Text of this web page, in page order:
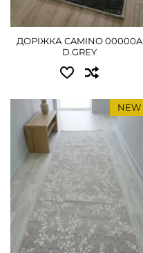
2.50 - 1755 грн
3.00 - 2070 грн
4.00 - 2790 грн
ДЕТАЛЬНІШЕ
ДОРІЖКА CAMINO 00000A
D.GREY
NEW
Доступні розміри:
0.80 - 765 грн
1.00 - 900 грн
1.20 - 1080 грн
1.50 - 1440 грн